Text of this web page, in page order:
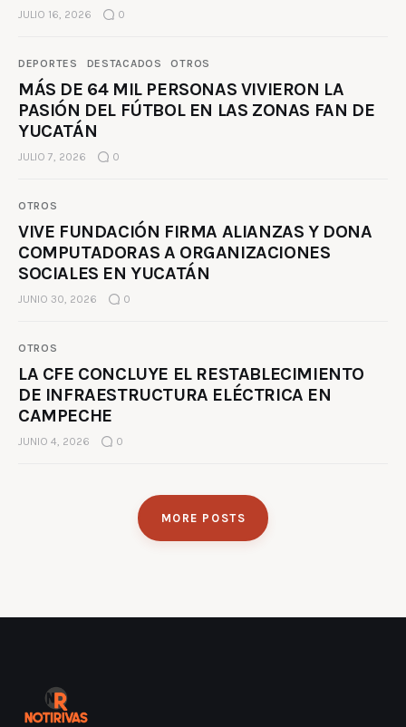
JULIO 16, 2026 0
DEPORTES DESTACADOS OTROS
MÁS DE 64 MIL PERSONAS VIVIERON LA
PASIÓN DEL FÚTBOL EN LAS ZONAS FAN DE
YUCATÁN
JULIO 7, 2026 0
OTROS
VIVE FUNDACIÓN FIRMA ALIANZAS Y DONA
COMPUTADORAS A ORGANIZACIONES
SOCIALES EN YUCATÁN
JUNIO 30, 2026 0
OTROS
LA CFE CONCLUYE EL RESTABLECIMIENTO
DE INFRAESTRUCTURA ELÉCTRICA EN
CAMPECHE
JUNIO 4, 2026 0
MORE POSTS